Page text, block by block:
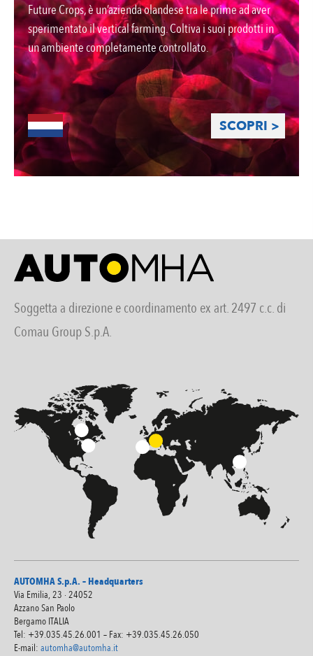
Future Crops, è un’azienda olandese tra le prime ad aver
sperimentato il vertical farming. Coltiva i suoi prodotti in
un ambiente completamente controllato.
SCOPRI >
Soggetta a direzione e coordinamento ex art. 2497 c.c. di
Comau Group S.p.A.
AUTOMHA S.p.A. – Headquarters
Via Emilia, 23 · 24052
Azzano San Paolo
Bergamo ITALIA
Tel: +39.035.45.26.001 – Fax: +39.035.45.26.050
E-mail: automha@automha.it